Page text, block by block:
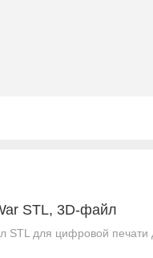
STL, 3D-файл
STL для цифровой печати